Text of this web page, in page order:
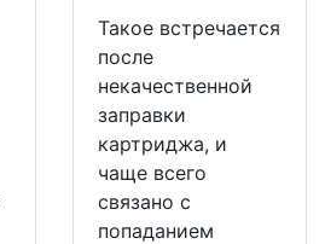
Такое встречается
после
некачественной
заправки
картриджа, и
чаще всего
связано с
попаданием